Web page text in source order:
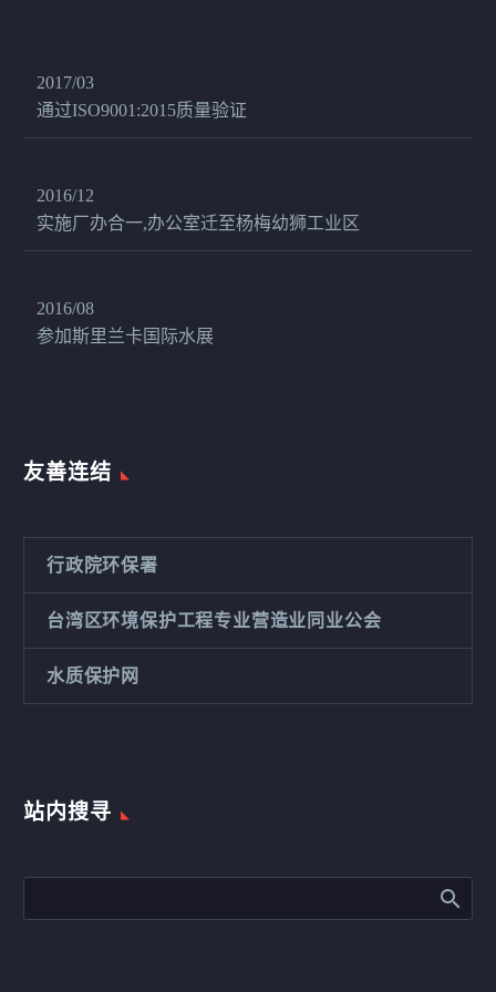
2017/03
通过ISO9001:2015质量验证
2016/12
实施厂办合一,办公室迁至杨梅幼狮工业区
2016/08
参加斯里兰卡国际水展
友善连结
行政院环保署
台湾区环境保护工程专业营造业同业公会
水质保护网
站内搜寻